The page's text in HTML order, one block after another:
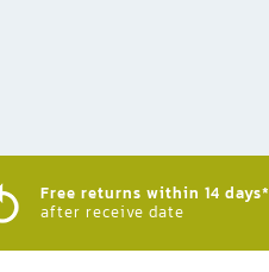
Free returns within 14 days*
after receive date